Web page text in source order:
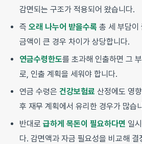
감면되는 구조가 적용되어 왔습니다.
즉 오래 나누어 받을수록 총 세 부담
금액이 큰 경우 차이가 상당합니다.
연금수령한도를 초과해 인출하면 그
로, 인출 계획을 세워야 합니다.
연금 수령은 건강보험료 산정에도 영
후 재무 계획에서 유리한 경우가 많습
반대로 급하게 목돈이 필요하다면 일
다. 감면액과 자금 필요성을 비교해 결